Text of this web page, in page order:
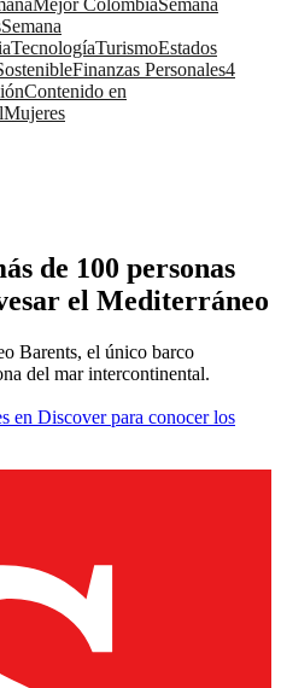
Semana
TecnologíaTurismoEstados
Finanzas Personales4
Contenido en
Mujeres
de 100 personas
el Mediterráneo
Barents, el único barco
del mar intercontinental.
en Discover para conocer los